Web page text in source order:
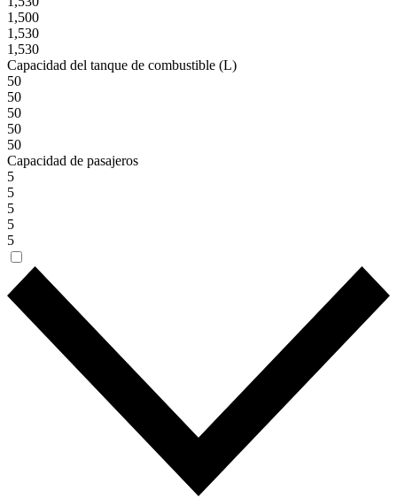
1,500
1,530
1,530
Capacidad del tanque de combustible (L)
50
50
50
50
50
Capacidad de pasajeros
5
5
5
5
5